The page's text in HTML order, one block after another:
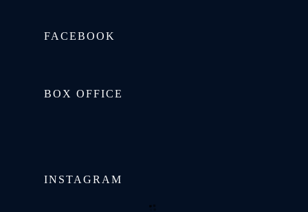
FACEBOOK
BOX OFFICE
INSTAGRAM